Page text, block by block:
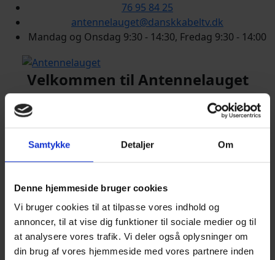
Samtykke Detaljer Om
Denne hjemmeside bruger cookies
Vi bruger cookies til at tilpasse vores indhold og
annoncer, til at vise dig funktioner til sociale medier og til
at analysere vores trafik. Vi deler også oplysninger om
din brug af vores hjemmeside med vores partnere inden
76 95 84 25
antennelauget@danskkabeltv.dk
Mandag og Onsdag 9:30 - 14:30, Fredag 9:30 - 14:00
Velkommen til Antennelauget
Antennelauget blev stiftet i 1972 af
grundejerforeningerne Fjordhøj, Vestervangen og
Rødkælkevej.
Bragesvej, Idunsvej, Trudsvej og Kirsebærhaven i
Holbæk.
Med hensyn til TV-signal er vi koblet på YouSee og kan
levere grundpakke, mellempakke og fuldpakke m.m.